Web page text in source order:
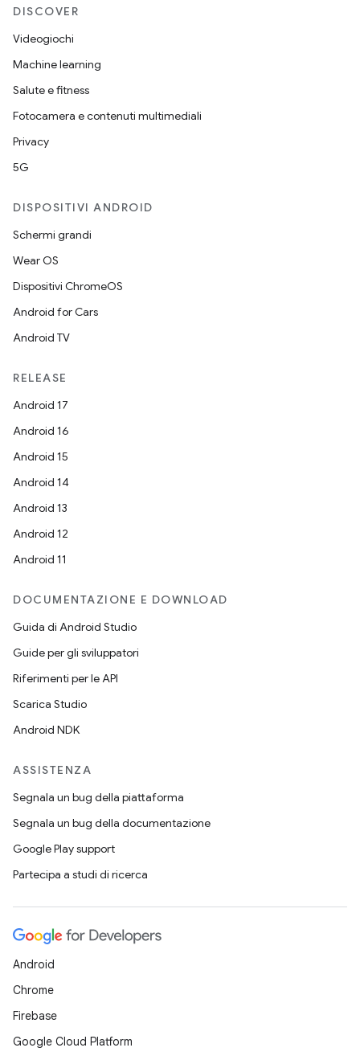
DISCOVER
Videogiochi
Machine learning
Salute e fitness
Fotocamera e contenuti multimediali
Privacy
5G
DISPOSITIVI ANDROID
Schermi grandi
Wear OS
Dispositivi ChromeOS
Android for Cars
Android TV
RELEASE
Android 17
Android 16
Android 15
Android 14
Android 13
Android 12
Android 11
DOCUMENTAZIONE E DOWNLOAD
Guida di Android Studio
Guide per gli sviluppatori
Riferimenti per le API
Scarica Studio
Android NDK
ASSISTENZA
Segnala un bug della piattaforma
Segnala un bug della documentazione
Google Play support
Partecipa a studi di ricerca
Android
Chrome
Firebase
Google Cloud Platform